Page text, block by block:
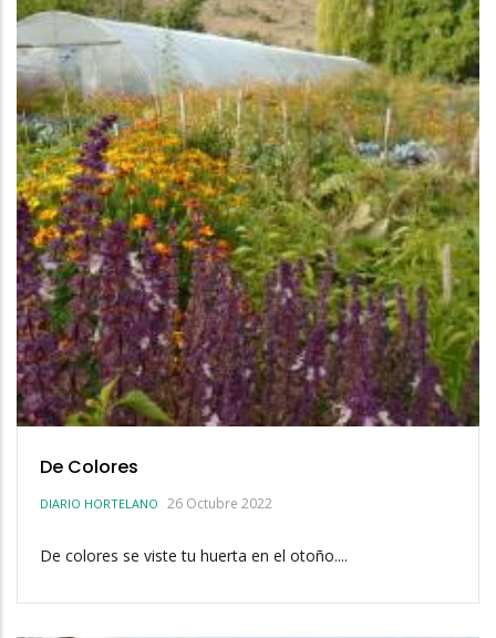
De Colores
DIARIO HORTELANO 26 Octubre 2022
De colores se viste tu huerta en el otoño....